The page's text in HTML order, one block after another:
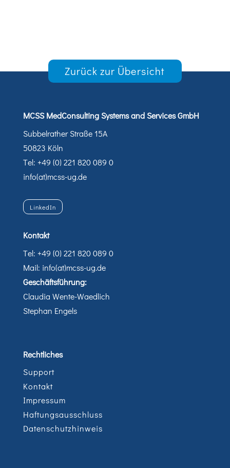
Zurück zur Übersicht
MCSS MedConsulting Systems and Services GmbH
Subbelrather Straße 15A
50823 Köln
Tel: +49 (0) 221 820 089 0
info(at)mcss-ug.de
LinkedIn
Kontakt
Tel: +49 (0) 221 820 089 0
Mail: info(at)mcss-ug.de
Geschäftsführung:
Claudia Wente-Waedlich
Stephan Engels
Rechtliches
Support
Kontakt
Impressum
Haftungsausschluss
Datenschutzhinweis